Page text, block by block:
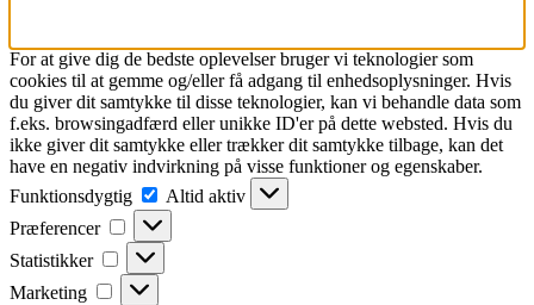
For at give dig de bedste oplevelser bruger vi teknologier som
cookies til at gemme og/eller få adgang til enhedsoplysninger. Hvis
du giver dit samtykke til disse teknologier, kan vi behandle data som
f.eks. browsingadfærd eller unikke ID'er på dette websted. Hvis du
ikke giver dit samtykke eller trækker dit samtykke tilbage, kan det
have en negativ indvirkning på visse funktioner og egenskaber.
Funktionsdygtig
Funktionsdygtig
Altid aktiv
Præferencer
Præferencer
Statistikker Statistikker
Marketing Marketing